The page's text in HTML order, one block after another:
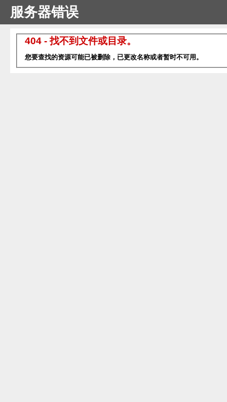
服务器错误
404 - 找不到文件或目录。
您要查找的资源可能已被删除，已更改名称或者暂时不可用。